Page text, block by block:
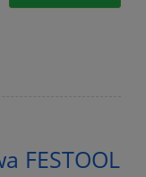
FESTOOL